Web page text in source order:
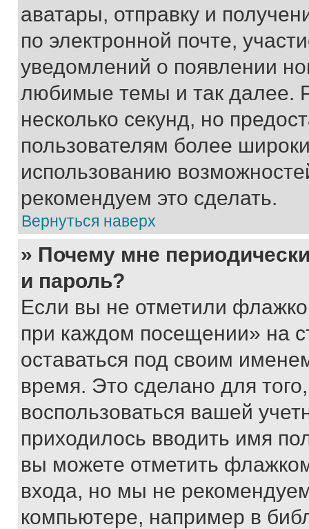
аватары, отправку и
по электронной почте,
уведомлений о появлении
любимые темы и так далее.
несколько секунд, но
пользователям более
использованию
рекомендуем это сделать.
Вернуться наверх
» Почему мне
и пароль?
Если вы не отметили
при каждом посещении» на
оставаться под своим
время. Это сделано для
воспользоваться вашей
приходилось вводить имя
вы можете отметить
входа, но мы не
компьютере, например в